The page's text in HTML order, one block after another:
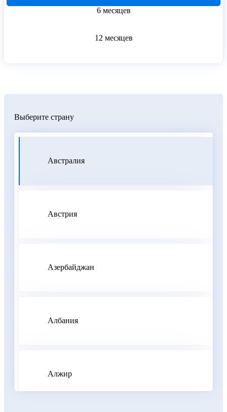
6 месяцев
12 месяцев
Выберите страну
Австралия
Австрия
Азербайджан
Албания
Алжир